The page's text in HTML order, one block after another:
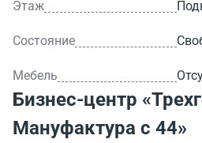
Этаж
Состояние
Мебель
Бизнес-центр
Мануфактура с 44»